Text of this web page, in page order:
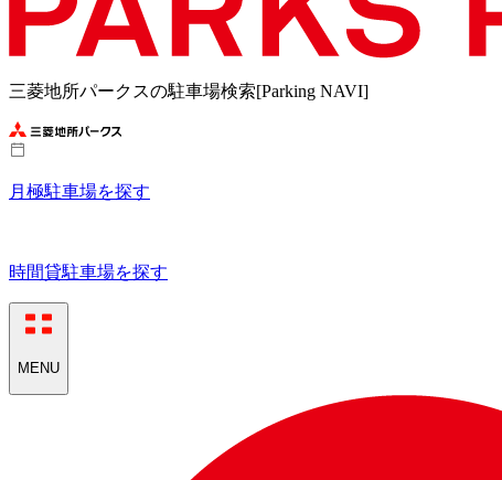
三菱地所パークスの駐車場検索[Parking NAVI]
月極駐車場を探す
時間貸駐車場を探す
MENU